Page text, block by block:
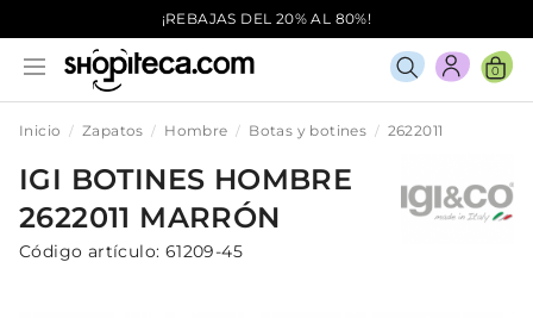
¡REBAJAS DEL 20% AL 80%!
0
Inicio Zapatos Hombre Botas y botines 2622011
IGI BOTINES HOMBRE
2622011 MARRÓN
Código artículo: 61209-45